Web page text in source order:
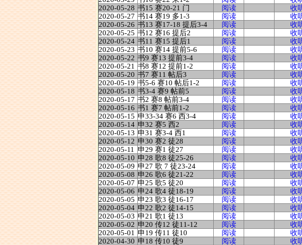
2020-05-28 书15 赛20-21 门 阅读 收
2020-05-27 书14 赛19 多1-3 阅读 收
2020-05-26 书13 赛17-18 提后3-4 阅读 收
2020-05-25 书12 赛16 提后2 阅读 收
2020-05-24 书11 赛15 提后1 阅读 收
2020-05-23 书10 赛14 提前5-6 阅读 收
2020-05-22 书9 赛13 提前3-4 阅读 收
2020-05-21 书8 赛12 提前1-2 阅读 收
2020-05-20 书7 赛11 帖后3 阅读 收
2020-05-19 书5-6 赛10 帖后1-2 阅读 收
2020-05-18 书3-4 赛9 帖前5 阅读 收
2020-05-17 书2 赛8 帖前3-4 阅读 收
2020-05-16 书1 赛7 帖前1-2 阅读 收
2020-05-15 申33-34 赛6 西3-4 阅读 收
2020-05-14 申32 赛5 西2 阅读 收
2020-05-13 申31 赛3-4 西1 阅读 收
2020-05-12 申30 赛2 徒28 阅读 收
2020-05-11
申29 赛1 徒27 阅读 收
2020-05-10 申28 歌8 徒25-26 阅读 收
2020-05-09 申27 歌 7 徒23-24 阅读 收
2020-05-08 申26 歌6 徒21-22 阅读 收
2020-05-07 申25 歌5 徒20 阅读 收
2020-05-06 申24 歌4 徒18-19 阅读 收
2020-05-05 申23 歌3 徒16-17 阅读 收
2020-05-04 申22 歌2 徒14-15 阅读 收
2020-05-03 申21 歌1 徒13 阅读 收
2020-05-02 申20 传12 徒11-12 阅读 收
2020-05-01
申19 传11 徒10 阅读 收
2020-04-30 申18 传10 徒9 阅读 收